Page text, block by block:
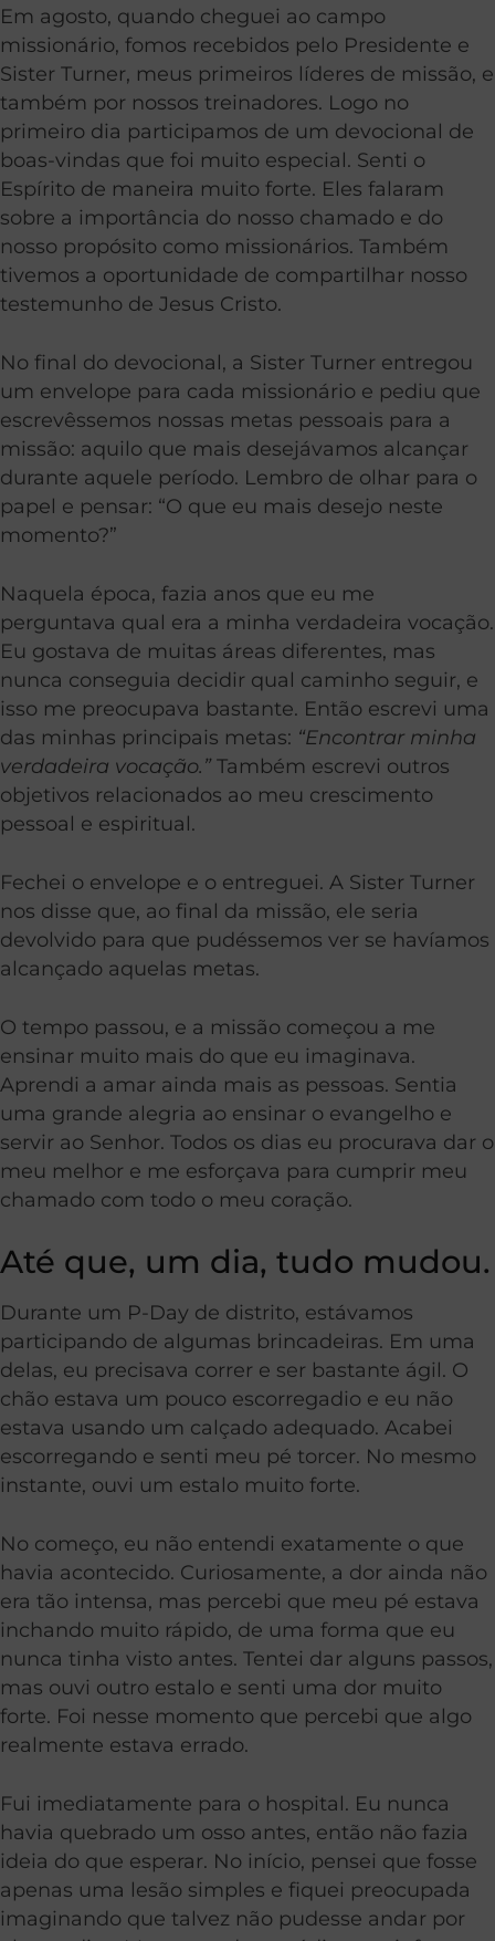
Em agosto, quando cheguei ao campo
missionário, fomos recebidos pelo Presidente e
Sister Turner, meus primeiros líderes de missão, e
também por nossos treinadores. Logo no
primeiro dia participamos de um devocional de
boas-vindas que foi muito especial. Senti o
Espírito de maneira muito forte. Eles falaram
sobre a importância do nosso chamado e do
nosso propósito como missionários. Também
tivemos a oportunidade de compartilhar nosso
testemunho de Jesus Cristo.
No final do devocional, a Sister Turner entregou
um envelope para cada missionário e pediu que
escrevêssemos nossas metas pessoais para a
missão: aquilo que mais desejávamos alcançar
durante aquele período. Lembro de olhar para o
papel e pensar: “O que eu mais desejo neste
momento?”
Naquela época, fazia anos que eu me
perguntava qual era a minha verdadeira vocação.
Eu gostava de muitas áreas diferentes, mas
nunca conseguia decidir qual caminho seguir, e
isso me preocupava bastante. Então escrevi uma
das minhas principais metas: “Encontrar minha
verdadeira vocação.”Também escrevi outros
objetivos relacionados ao meu crescimento
pessoal e espiritual.
Fechei o envelope e o entreguei. A Sister Turner
nos disse que, ao final da missão, ele seria
devolvido para que pudéssemos ver se havíamos
alcançado aquelas metas.
O tempo passou, e a missão começou a me
ensinar muito mais do que eu imaginava.
Aprendi a amar ainda mais as pessoas. Sentia
uma grande alegria ao ensinar o evangelho e
servir ao Senhor. Todos os dias eu procurava dar o
meu melhor e me esforçava para cumprir meu
chamado com todo o meu coração.
Até que, um dia, tudo mudou.
Durante um P-Day de distrito, estávamos
participando de algumas brincadeiras. Em uma
delas, eu precisava correr e ser bastante ágil. O
chão estava um pouco escorregadio e eu não
estava usando um calçado adequado. Acabei
escorregando e senti meu pé torcer. No mesmo
instante, ouvi um estalo muito forte.
No começo, eu não entendi exatamente o que
havia acontecido. Curiosamente, a dor ainda não
era tão intensa, mas percebi que meu pé estava
inchando muito rápido, de uma forma que eu
nunca tinha visto antes. Tentei dar alguns passos,
mas ouvi outro estalo e senti uma dor muito
forte. Foi nesse momento que percebi que algo
realmente estava errado.
Fui imediatamente para o hospital. Eu nunca
havia quebrado um osso antes, então não fazia
ideia do que esperar. No início, pensei que fosse
apenas uma lesão simples e fiquei preocupada
imaginando que talvez não pudesse andar por